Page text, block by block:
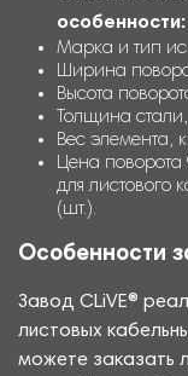
особенности:
Марка и тип
Ширина
Высота
Толщина
Вес элемента,
Цена
для листового
(шт.).
Особенности
Завод CLiVE®
листовых
можете заказать